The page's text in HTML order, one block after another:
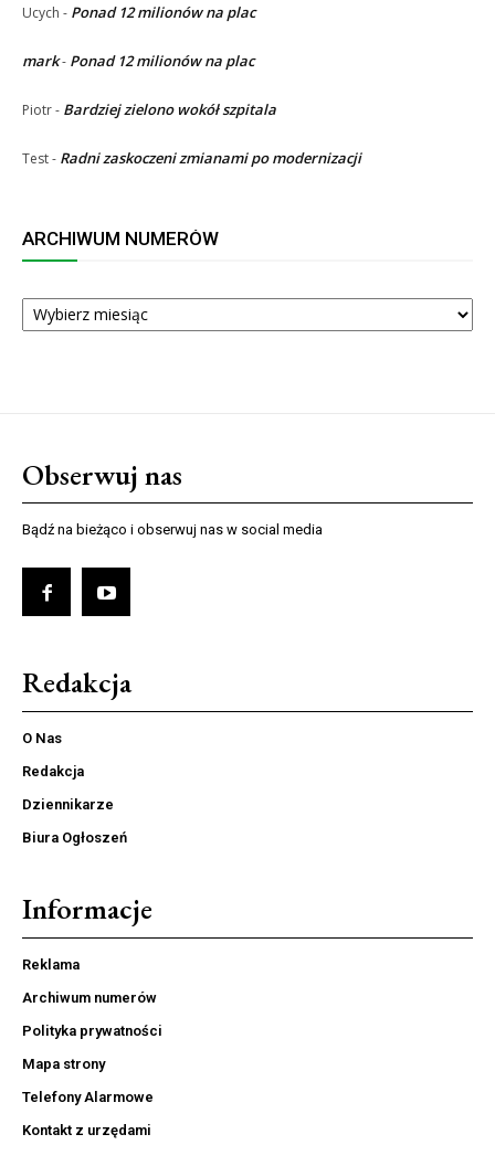
Ucych - Ponad 12 milionów na plac
mark- Ponad 12 milionów na plac
Piotr- Bardziej zielono wokół szpitala
Test- Radni zaskoczeni zmianami po modernizacji
ARCHIWUM NUMERÓW
ARCHIWUM
NUMERÓW
Obserwuj nas
Bądź na bieżąco i obserwuj nas w social media
Redakcja
O Nas
Redakcja
Dziennikarze
Biura Ogłoszeń
Informacje
Reklama
Archiwum numerów
Polityka prywatności
Mapa strony
Telefony Alarmowe
Kontakt z urzędami